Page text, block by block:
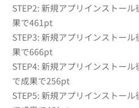
STEP2: 新規アプリインストー
果で461pt
STEP3: 新規アプリインストー
果で666pt
STEP4: 新規アプリインストー
で成果で256pt
STEP5: 新規アプリインストー